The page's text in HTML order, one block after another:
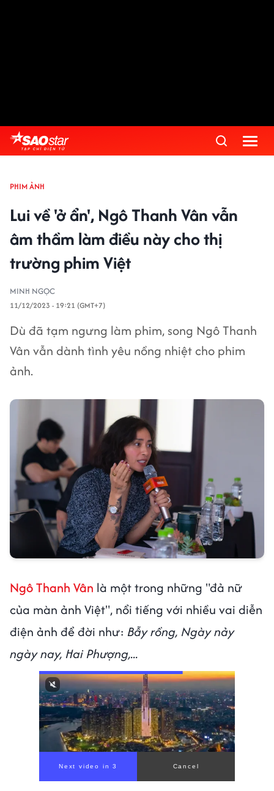
PHIM ẢNH
Lui về 'ở ẩn', Ngô Thanh Vân vẫn
âm thầm làm điều này cho thị
trường phim Việt
MINH NGỌC
11/12/2023 - 19:21 (GMT+7)
Dù đã tạm ngưng làm phim, song Ngô Thanh
Vân vẫn dành tình yêu nồng nhiệt cho phim
ảnh.
Ngô Thanh Vân là một trong những "đả nữ
của màn ảnh Việt", nổi tiếng với nhiều vai diễn
điện ảnh để đời như: Bẫy rồng, Ngày nảy
ngày nay, Hai Phượng,...
Next video in 1 Cancel